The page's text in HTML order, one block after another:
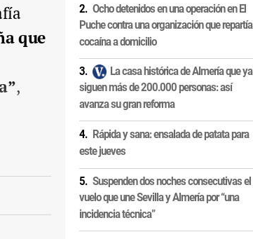
que
,
Ocho detenidos en una operación en El
Puche contra una organización que repartía
cocaína a domicilio
La casa histórica de Almería que ya
siguen más de 200.000 personas: así
avanza su gran reforma
Rápida y sana: ensalada de patata para
este jueves
Suspenden dos noches consecutivas el
vuelo que une Sevilla y Almería por “una
incidencia técnica”